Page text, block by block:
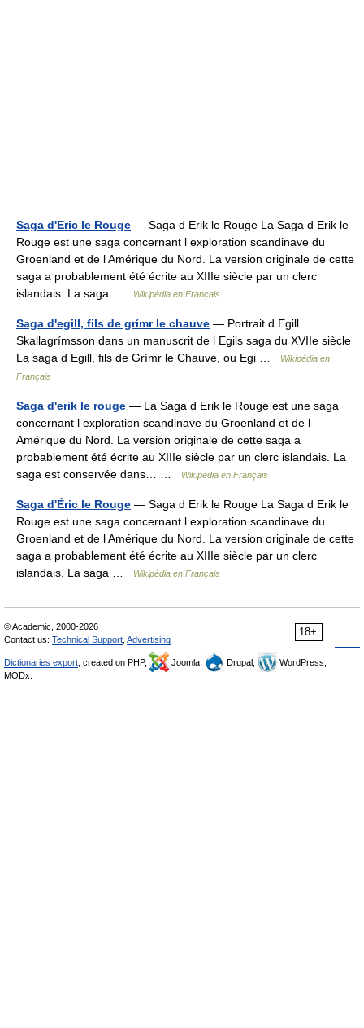
Saga d'Eric le Rouge — Saga d Erik le Rouge La Saga d Erik le
Rouge est une saga concernant l exploration scandinave du
Groenland et de l Amérique du Nord. La version originale de cette
saga a probablement été écrite au XIIIe siècle par un clerc
islandais. La saga …
Wikipédia en Français
Saga d'egill, fils de grímr le chauve — Portrait d Egill
Skallagrímsson dans un manuscrit de l Egils saga du XVIIe siècle
La saga d Egill, fils de Grímr le Chauve, ou Egi …
Wikipédia en
Français
Saga d'erik le rouge — La Saga d Erik le Rouge est une saga
concernant l exploration scandinave du Groenland et de l
Amérique du Nord. La version originale de cette saga a
probablement été écrite au XIIIe siècle par un clerc islandais. La
saga est conservée dans… …
Wikipédia en Français
Saga d'Éric le Rouge — Saga d Erik le Rouge La Saga d Erik le
Rouge est une saga concernant l exploration scandinave du
Groenland et de l Amérique du Nord. La version originale de cette
saga a probablement été écrite au XIIIe siècle par un clerc
islandais. La saga …
Wikipédia en Français
18+
© Academic, 2000-2026
Contact us: Technical Support Advertising
Dictionaries export , created on PHP, Joomla, Drupal,
WordPress,
MODx.